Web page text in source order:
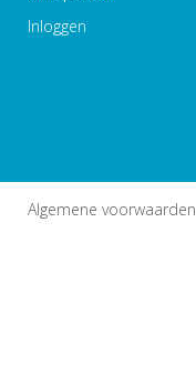
Inloggen
Algemene voorwaarden